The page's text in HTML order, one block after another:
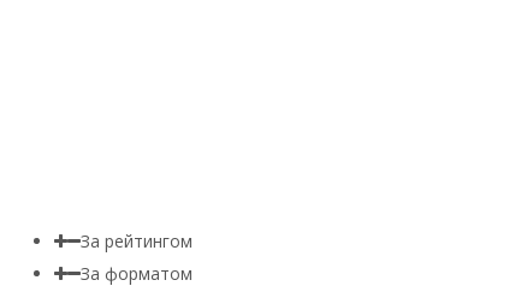
За рейтингом
За форматом